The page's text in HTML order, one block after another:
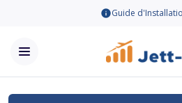
Guide